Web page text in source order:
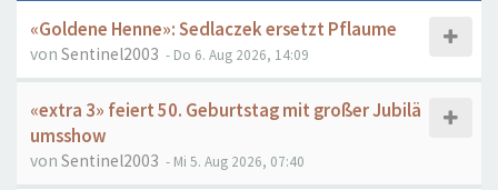
«Goldene Henne»: Sedlaczek ersetzt Pflaume
von Sentinel2003 - Do 6. Aug 2026, 14:09
«extra 3» feiert 50. Geburtstag mit großer Jubilä
umsshow
von Sentinel2003 - Mi 5. Aug 2026, 07:40